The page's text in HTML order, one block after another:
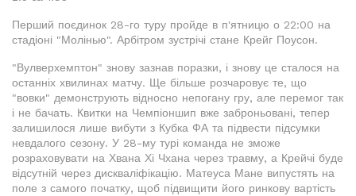
Перший поєдинок 28-го туру пройде в п'ятницю о 22:00 на
стадіоні "Молінью". Арбітром зустрічі стане Крейг Поусон.
"Вулверхемптон" знову зазнав поразки, і знову це сталося на
останніх хвилинах матчу. Ще більше розчаровує те, що
"вовки" демонструють відносно непогану гру, але перемог так
і не бачать. Квитки на Чемпіоншип вже заброньовані, тепер
залишилося лише вибути з Кубка ФА та підвести підсумки
невдалого сезону. У 28-му турі команда не зможе
розраховувати на Хвана Хі Чхана через травму, а Крейчі буде
відсутній через дискваліфікацію. Матеуса Мане випустять на
поле з самого початку, щоб підвищити його ринкову вартість